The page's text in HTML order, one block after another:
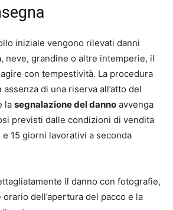
iniziale vengono rilevati danni
neve, grandine o altre intemperie, il
con tempestività. La procedura
di una riserva all’atto del
la segnalazione del danno avvenga
previsti dalle condizioni di vendita
15 giorni lavorativi a seconda
il danno con fotografie,
orario dell’apertura del pacco e la